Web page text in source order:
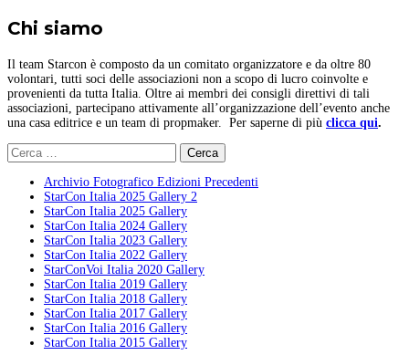
Chi siamo
Il team Starcon è composto da un comitato organizzatore e da oltre 80
volontari, tutti soci delle associazioni non a scopo di lucro coinvolte e
provenienti da tutta Italia. Oltre ai membri dei consigli direttivi di tali
associazioni, partecipano attivamente all’organizzazione dell’evento anche
una casa editrice e un team di propmaker. Per saperne di più clicca qui.
Ricerca
per:
Archivio Fotografico Edizioni Precedenti
StarCon Italia 2025 Gallery 2
StarCon Italia 2025 Gallery
StarCon Italia 2024 Gallery
StarCon Italia 2023 Gallery
StarCon Italia 2022 Gallery
StarConVoi Italia 2020 Gallery
StarCon Italia 2019 Gallery
StarCon Italia 2018 Gallery
StarCon Italia 2017 Gallery
StarCon Italia 2016 Gallery
StarCon Italia 2015 Gallery